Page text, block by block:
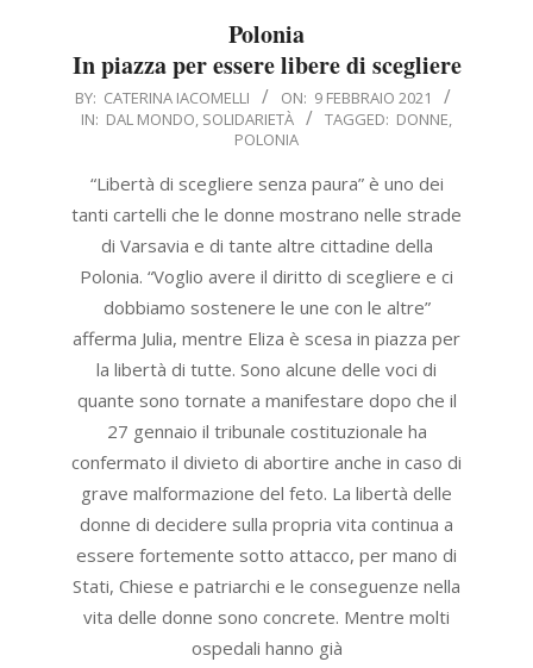
Polonia
In piazza per essere libere di scegliere
2021-
02-
BY: CATERINA IACOMELLI ON: 9 FEBBRAIO 2021
IN: DAL MONDO, SOLIDARIETÀ TAGGED: DONNE,
POLONIA
“Libertà di scegliere senza paura” è uno dei
tanti cartelli che le donne mostrano nelle strade
di Varsavia e di tante altre cittadine della
Polonia. “Voglio avere il diritto di scegliere e ci
dobbiamo sostenere le une con le altre”
afferma Julia, mentre Eliza è scesa in piazza per
la libertà di tutte. Sono alcune delle voci di
quante sono tornate a manifestare dopo che il
27 gennaio il tribunale costituzionale ha
confermato il divieto di abortire anche in caso di
grave malformazione del feto. La libertà delle
donne di decidere sulla propria vita continua a
essere fortemente sotto attacco, per mano di
Stati, Chiese e patriarchi e le conseguenze nella
vita delle donne sono concrete. Mentre molti
ospedali hanno già